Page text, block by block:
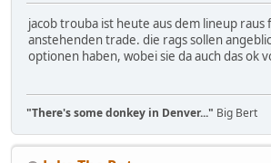
jacob trouba ist heute aus dem lineup raus
anstehenden trade. die rags sollen
optionen haben, wobei sie da auch das ok
"There's some donkey in Denver..." Big Bert